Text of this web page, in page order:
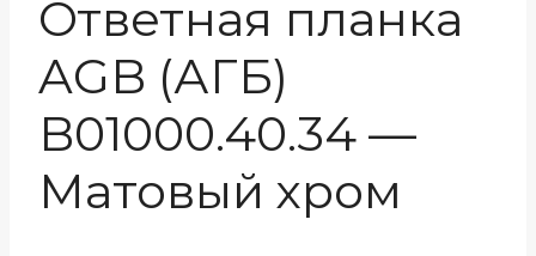
Ответная планка
AGB (АГБ)
B01000.40.34 —
Матовый хром